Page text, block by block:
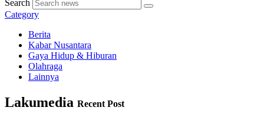
Search
Category
Berita
Kabar Nusantara
Gaya Hidup & Hiburan
Olahraga
Lainnya
Lakumedia Recent Post